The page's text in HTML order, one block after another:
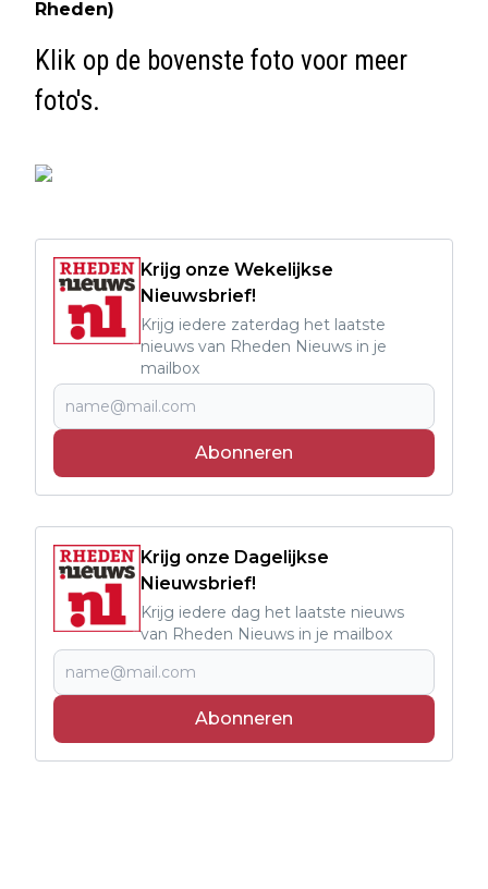
Rheden)
Klik op de bovenste foto voor meer
foto's.
Krijg onze Wekelijkse
Nieuwsbrief!
Krijg iedere zaterdag het laatste
nieuws van Rheden Nieuws in je
mailbox
Abonneren
Krijg onze Dagelijkse
Nieuwsbrief!
Krijg iedere dag het laatste nieuws
van Rheden Nieuws in je mailbox
Abonneren